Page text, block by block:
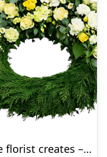
The florist creates – Funeral wreath